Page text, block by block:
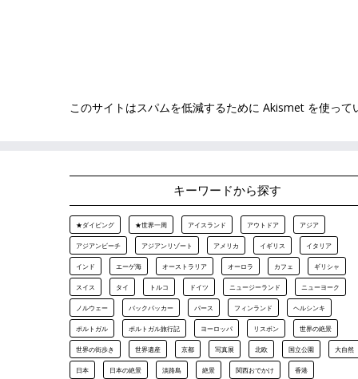
このサイトはスパムを低減するために Akismet を使って
キーワードから探す
★ダイビング ★世界一周 アイスランド アウトドア アジア
アジアンビーチ アジアンリゾート アメリカ イギリス イタリア
インド エーゲ海 オーストラリア オーロラ カフェ ギリシャ
スイス タイ トルコ ドイツ ニュージーランド ニューヨーク
ノルウェー バックパッカー パース フィンランド ヘルシンキ
ポルトガル ポルトガル旅行記 ヨーロッパ リスボン 世界の絶景
世界の街歩き 世界遺産 京都 写真展 北欧 国立公園 大自然
日本 日本の絶景 淡路島 絶景 関西おでかけ 香港